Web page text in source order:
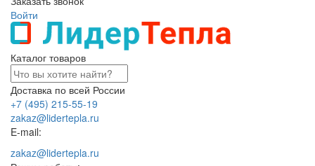
Войти
Каталог товаров
Доставка по всей России
+7 (495) 215-55-19
zakaz@lidertepla.ru
E-mail:
zakaz@lidertepla.ru